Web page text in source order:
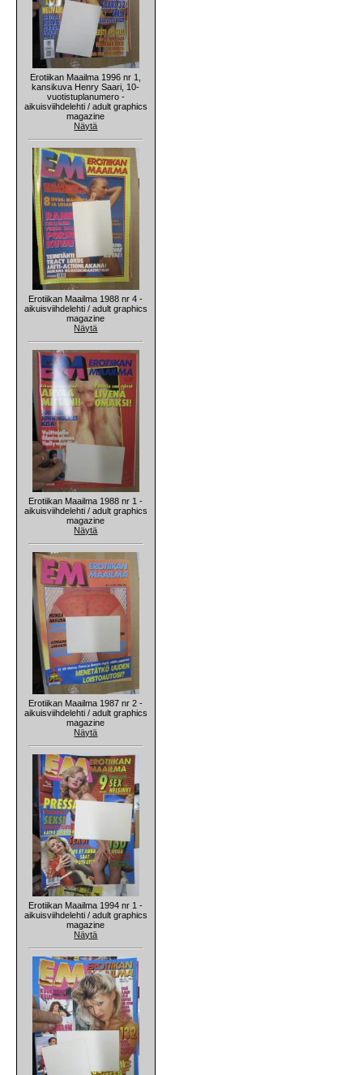
Erotiikan Maailma 1996 nr 1,
kansikuva Henry Saari, 10-
vuotistuplanumero -
aikuisviihdelehti / adult graphics
magazine
Näytä
Erotiikan Maailma 1988 nr 4 -
aikuisviihdelehti / adult graphics
magazine
Näytä
Erotiikan Maailma 1988 nr 1 -
aikuisviihdelehti / adult graphics
magazine
Näytä
Erotiikan Maailma 1987 nr 2 -
aikuisviihdelehti / adult graphics
magazine
Näytä
Erotiikan Maailma 1994 nr 1 -
aikuisviihdelehti / adult graphics
magazine
Näytä